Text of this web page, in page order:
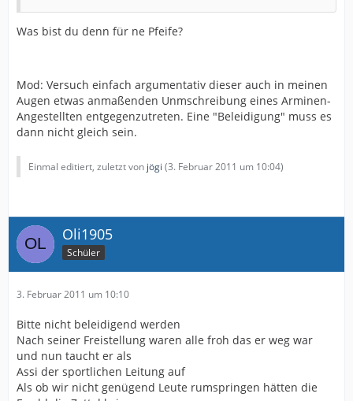
Was bist du denn für ne Pfeife?
Mod: Versuch einfach argumentativ dieser auch in meinen
Augen etwas anmaßenden Unmschreibung eines Arminen-
Angestellten entgegenzutreten. Eine "Beleidigung" muss es
dann nicht gleich sein.
Einmal editiert, zuletzt von jögi (3. Februar 2011 um 10:04)
Oli1905
Schüler
3. Februar 2011 um 10:10
Bitte nicht beleidigend werden
Nach seiner Freistellung waren alle froh das er weg war
und nun taucht er als
Assi der sportlichen Leitung auf
Als ob wir nicht genügend Leute rumspringen hätten die